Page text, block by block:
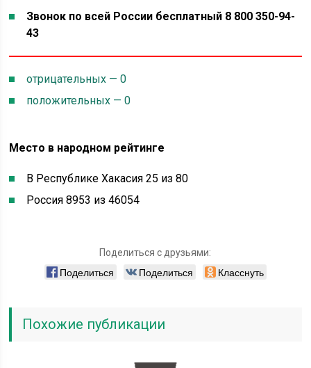
Звонок по всей России бесплатный 8 800 350-94-
43
отрицательных — 0
положительных — 0
Место в народном рейтинге
В Республике Хакасия 25 из 80
Россия 8953 из 46054
Поделиться с друзьями:
Поделиться Поделиться Класснуть
Похожие публикации